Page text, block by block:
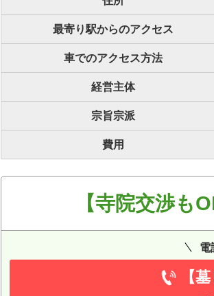
最寄り駅からのアクセス
車でのアクセス方法
経営主体
宗旨宗派
費用
【寺院交渉も
電
【